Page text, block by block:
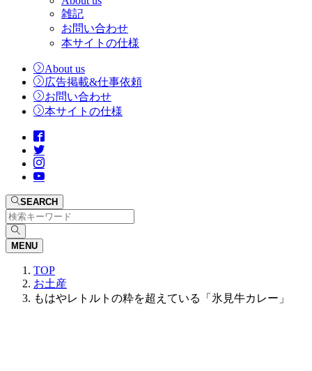
雑記
お問い合わせ
本サイトの仕様
About us
広告掲載&仕事依頼
お問い合わせ
本サイトの仕様
SEARCH
MENU
TOP
お土産
もはやレトルトの粋を超えている「氷見牛カレー」